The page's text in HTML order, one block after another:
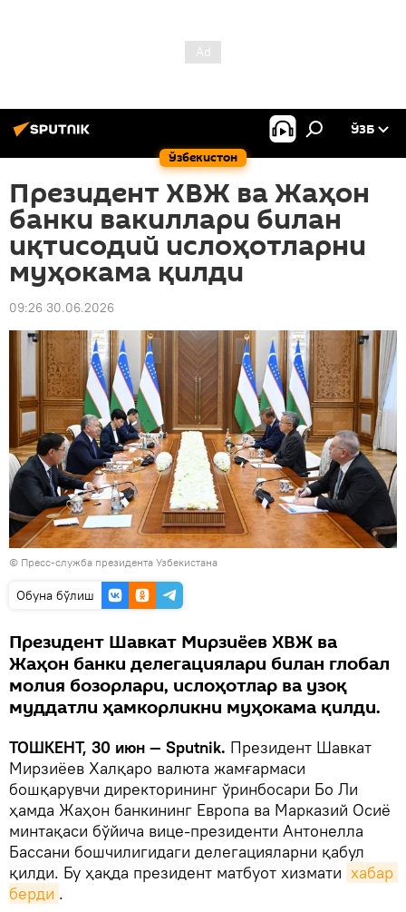
Ўзбекистон
ЎЗБ
Президент ХВЖ ва Жаҳон
банки вакиллари билан
иқтисодий ислоҳотларни
муҳокама қилди
09:26 30.06.2026
© Пресс-служба президента Узбекистана
Oбуна бўлиш
Президент Шавкат Мирзиёев ХВЖ ва
Жаҳон банки делегациялари билан глобал
молия бозорлари, ислоҳотлар ва узоқ
муддатли ҳамкорликни муҳокама қилди.
ТОШКЕНТ, 30 июн — Sputnik. Президент Шавкат
Мирзиёев Халқаро валюта жамғармаси
бошқарувчи директорининг ўринбосари Бо Ли
ҳамда Жаҳон банкининг Европа ва Марказий Осиё
минтақаси бўйича вице-президенти Антонелла
Бассани бошчилигидаги делегацияларни қабул
қилди. Бу ҳақда президент матбуот хизмати хабар
берди .